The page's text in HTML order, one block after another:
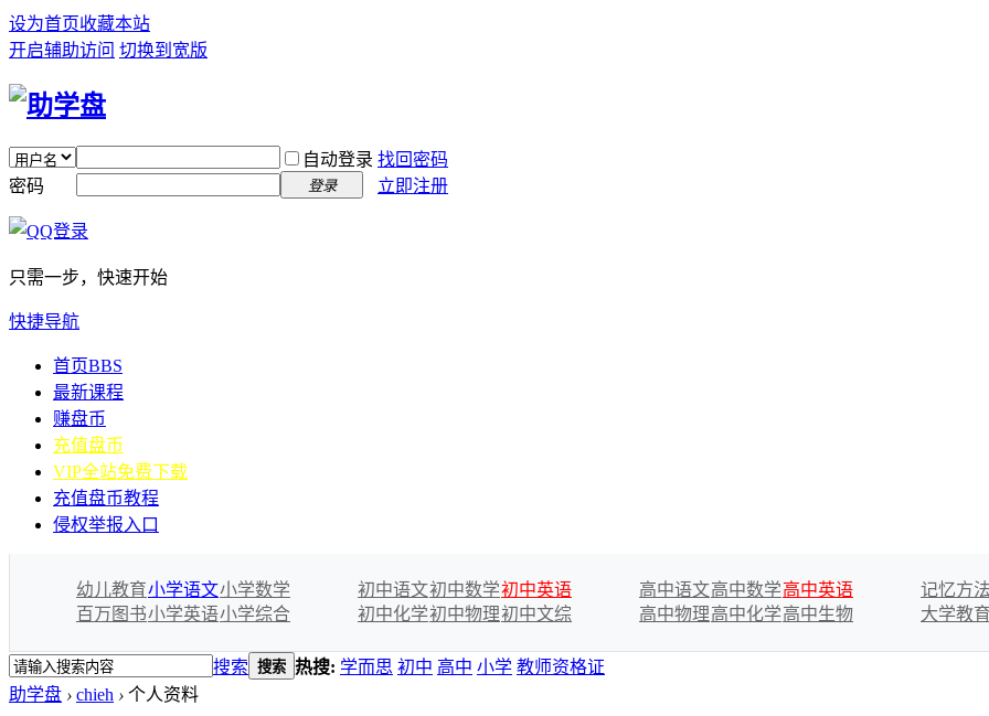
设为首页收藏本站
开启辅助访问 切换到宽版
自动登录 找回密码
密码
登录 立即注册
只需一步，快速开始
快捷导航
首页BBS
最新课程
赚盘币
充值盘币
VIP全站免费下载
充值盘币教程
侵权举报入口
幼儿教育小学语文小学数学
百万图书小学英语小学综合
初中语文初中数学初中英语
初中化学初中物理初中文综
高中语文高中数学高中英语
高中物理高中化学高中生物
记忆方法
大学教育
搜索 搜索 热搜: 学而思 初中 高中 小学 教师资格证
助学盘 › chieh › 个人资料